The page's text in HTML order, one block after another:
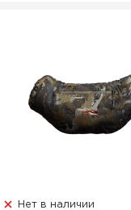
Нет в наличии